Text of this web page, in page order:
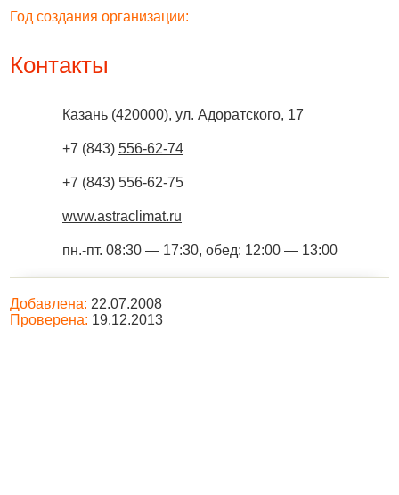
Год создания организации:
Контакты
Казань (420000), ул. Адоратского, 17
+7 (843) 556-62-74
+7 (843) 556-62-75
www.astraclimat.ru
пн.-пт. 08:30 — 17:30, обед: 12:00 — 13:00
Добавлена: 22.07.2008
Проверена: 19.12.2013